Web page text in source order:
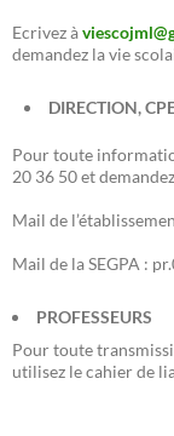
Ecrivez à
demandez la vie
DIRECTION,
Pour toute
20 36 50 et
Mail de
Mail de la SEGPA :
PROFESSEURS
Pour toute
utilisez le cahier de